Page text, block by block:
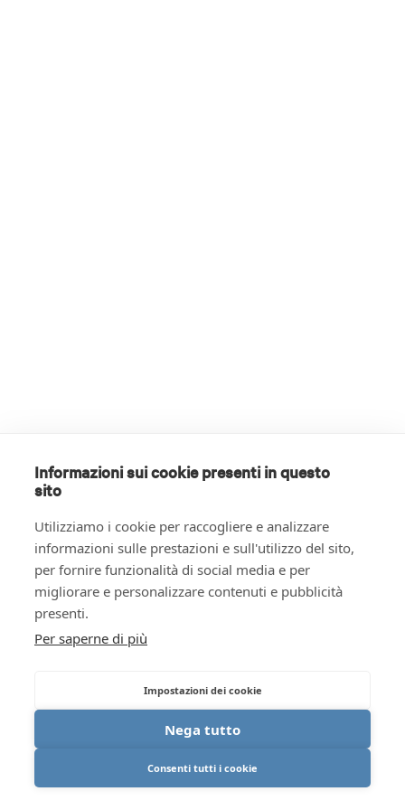
Informazioni sui cookie presenti in questo
sito
Utilizziamo i cookie per raccogliere e analizzare
informazioni sulle prestazioni e sull'utilizzo del sito,
per fornire funzionalità di social media e per
migliorare e personalizzare contenuti e pubblicità
presenti.
Per saperne di più
Impostazioni dei cookie
Nega tutto
Consenti tutti i cookie